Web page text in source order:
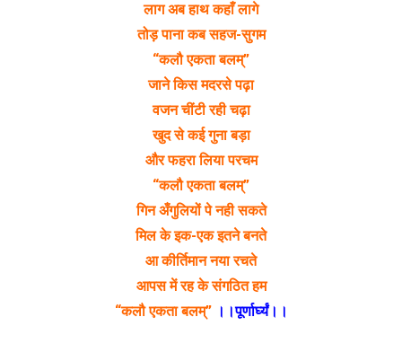
लाग अब हाथ कहाँ लागे
तोड़ पाना कब सहज-सुगम
“कलौ एकता बलम्”
जाने किस मदरसे पढ़ा
वजन चींटी रही चढ़ा
खुद से कई गुना बड़ा
और फहरा लिया परचम
“कलौ एकता बलम्”
गिन अँगुलियों पे नही सकते
मिल के इक-एक इतने बनते
आ कीर्तिमान नया रचते
आपस में रह के संगठित हम
“कलौ एकता बलम्” ।।पूर्णार्घ्यं।।